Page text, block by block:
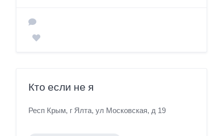
Кто если не я
Респ Крым, г Ялта, ул Московская, д 19